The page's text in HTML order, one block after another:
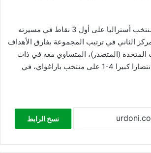
بهذه النتيجة، حصل منتخب أستراليا على أول 3 نقاط في مسيرته
الثاني في ترتيب المجموعة بفارق الأهداف
المتحدة (المتصدر)، المتساوي معه في ذات
الرصيد، بعدما حقق انتصارا كبيرا 4-1 على منتخب باراغواي، في
نسخ الرابط